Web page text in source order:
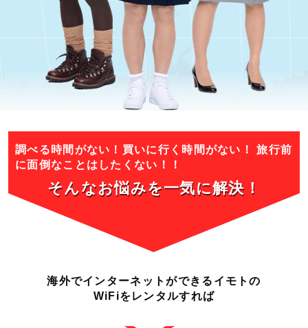
調べる時間がない！買いに行く時間がない！旅行前
に面倒なことはしたくない！！
そんなお悩みを一気に解決！
海外でインターネットができる イモトの
WiFiをレンタルすれば